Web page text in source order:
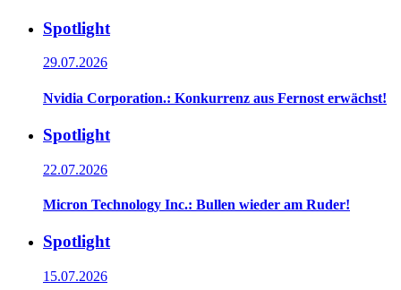
Spotlight
29.07.2026
Nvidia Corporation.: Konkurrenz aus Fernost erwächst!
Spotlight
22.07.2026
Micron Technology Inc.: Bullen wieder am Ruder!
Spotlight
15.07.2026